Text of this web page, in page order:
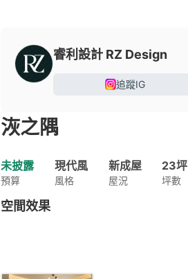
睿利設計 RZ Design
追蹤IG
洃之隅
未披露
預算
現代風
風格
新成屋
屋況
23坪
坪數
空間效果